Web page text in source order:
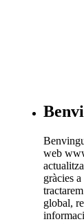
web
gràcies
global,